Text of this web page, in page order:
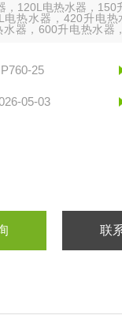
，120L电热水器，
电热水器，420升电
器，600升电热水器
25
05-03
联